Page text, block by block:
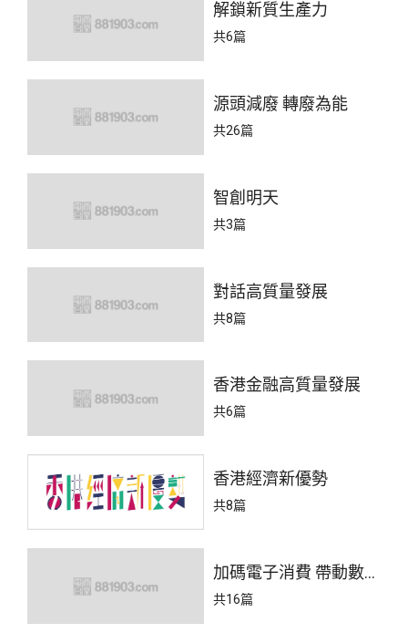
解鎖新質生產力
共6篇
源頭減廢 轉廢為能
共26篇
智創明天
共3篇
對話高質量發展
共8篇
香港金融高質量發展
共6篇
香港經濟新優勢
共8篇
加碼電子消費 帶動數字
經濟
共16篇